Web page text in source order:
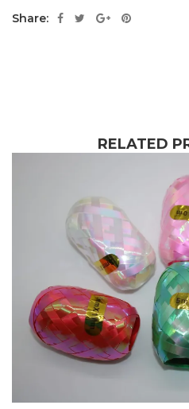
Share:
RELATED